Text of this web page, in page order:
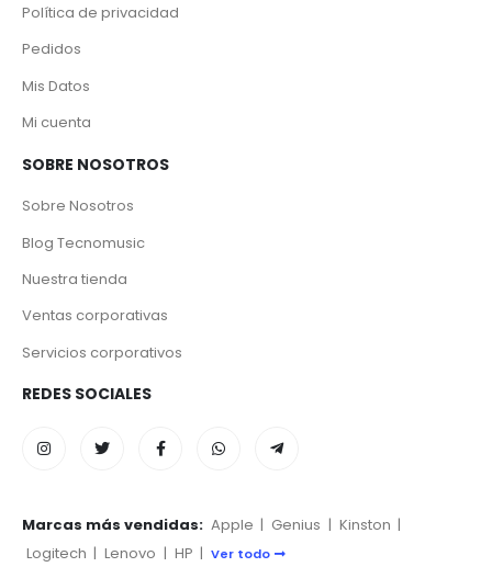
Política de privacidad
Pedidos
Mis Datos
Mi cuenta
SOBRE NOSOTROS
Sobre Nosotros
Blog Tecnomusic
Nuestra tienda
Ventas corporativas
Servicios corporativos
REDES SOCIALES
Marcas más vendidas: Apple | Genius | Kinston |
Logitech | Lenovo | HP | Ver todo